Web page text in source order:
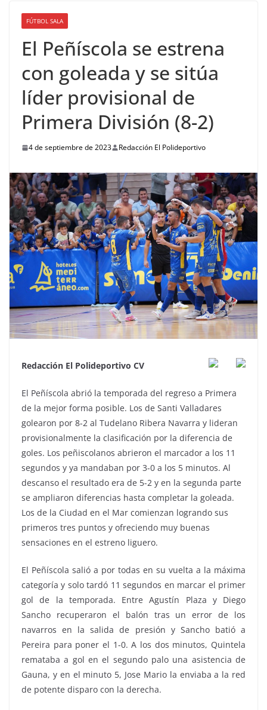
FÚTBOL SALA
El Peñíscola se estrena
con goleada y se sitúa
líder provisional de
Primera División (8-2)
4 de septiembre de 2023 Redacción El Polideportivo
Redacción El Polideportivo CV
El Peñíscola abrió la temporada del regreso a Primera
de la mejor forma posible. Los de Santi Valladares
golearon por 8-2 al Tudelano Ribera Navarra y lideran
provisionalmente la clasificación por la diferencia de
goles. Los peñiscolanos abrieron el marcador a los 11
segundos y ya mandaban por 3-0 a los 5 minutos. Al
descanso el resultado era de 5-2 y en la segunda parte
se ampliaron diferencias hasta completar la goleada.
Los de la Ciudad en el Mar comienzan logrando sus
primeros tres puntos y ofreciendo muy buenas
sensaciones en el estreno liguero.
El Peñíscola salió a por todas en su vuelta a la máxima
categoría y solo tardó 11 segundos en marcar el primer
gol de la temporada. Entre Agustín Plaza y Diego
Sancho recuperaron el balón tras un error de los
navarros en la salida de presión y Sancho batió a
Pereira para poner el 1-0. A los dos minutos, Quintela
remataba a gol en el segundo palo una asistencia de
Gauna, y en el minuto 5, Jose Mario la enviaba a la red
de potente disparo con la derecha.